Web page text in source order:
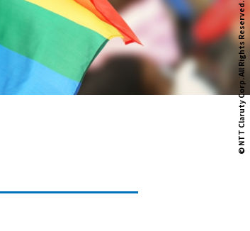
© NTT Claruty Corp.
All Rights Reserved.